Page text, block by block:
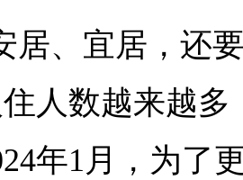
居、宜居，还
人数越来越
年1月，为了